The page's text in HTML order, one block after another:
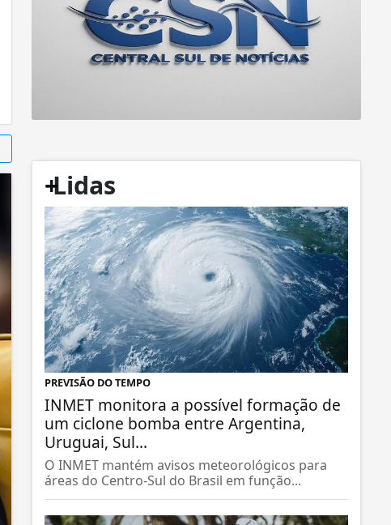
+
Lidas
PREVISÃO DO TEMPO
INMET monitora a possível formação de
um ciclone bomba entre Argentina,
Uruguai, Sul...
O INMET mantém avisos meteorológicos para
áreas do Centro-Sul do Brasil em função...